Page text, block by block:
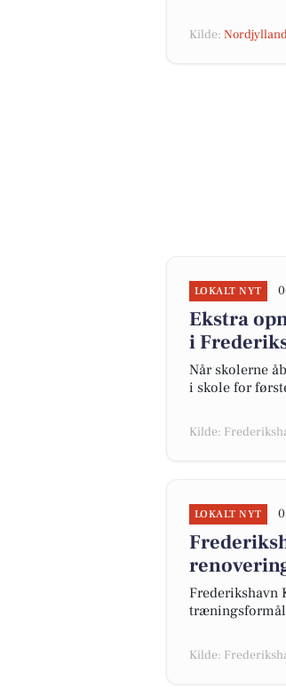
Kilde:
LOKALT NYT
Ekstra
i
Når skolerne
i skole for
Kilde:
LOKALT NYT
Frederikshavn
træningsformål
Kilde: